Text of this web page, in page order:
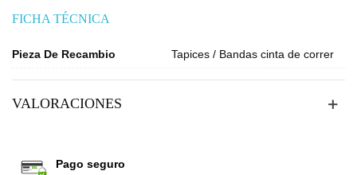
FICHA TÉCNICA
Pieza De Recambio Tapices / Bandas cinta de correr
VALORACIONES
Pago seguro